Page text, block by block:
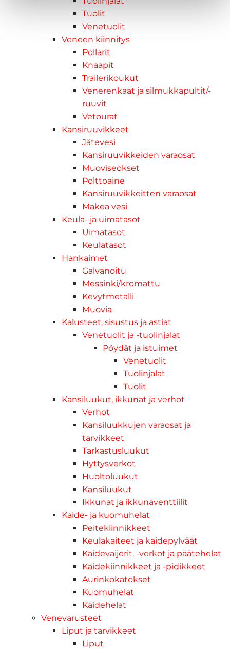
Tuolit
Venetuolit
Veneen kiinnitys
Pollarit
Knaapit
Trailerikoukut
Venerenkaat ja silmukkapultit/-
ruuvit
Vetourat
Kansiruuvikkeet
Jätevesi
Kansiruuvikkeiden varaosat
Muoviseokset
Polttoaine
Kansiruuvikkeitten varaosat
Makea vesi
Keula- ja uimatasot
Uimatasot
Keulatasot
Hankaimet
Galvanoitu
Messinki/kromattu
Kevytmetalli
Muovia
Kalusteet, sisustus ja astiat
Venetuolit ja -tuolinjalat
Pöydät ja istuimet
Venetuolit
Tuolinjalat
Tuolit
Kansiluukut, ikkunat ja verhot
Verhot
Kansiluukkujen varaosat ja
tarvikkeet
Tarkastusluukut
Hyttysverkot
Huoltoluukut
Kansiluukut
Ikkunat ja ikkunaventtiilit
Kaide- ja kuomuhelat
Peitekiinnikkeet
Keulakaiteet ja kaidepylväät
Kaidevaijerit, -verkot ja päätehelat
Kaidekiinnikkeet ja -pidikkeet
Aurinkokatokset
Kuomuhelat
Kaidehelat
Venevarusteet
Liput ja tarvikkeet
Liput